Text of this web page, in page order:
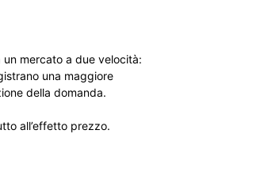
mercato a due velocità:
una maggiore
della domanda.
all’effetto prezzo.